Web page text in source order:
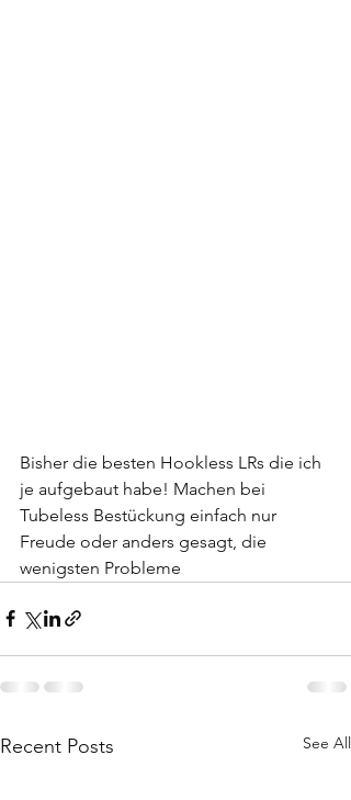
Bisher die besten Hookless LRs die ich
je aufgebaut habe! Machen bei
Tubeless Bestückung einfach nur
Freude oder anders gesagt, die
wenigsten Probleme
Recent Posts See All